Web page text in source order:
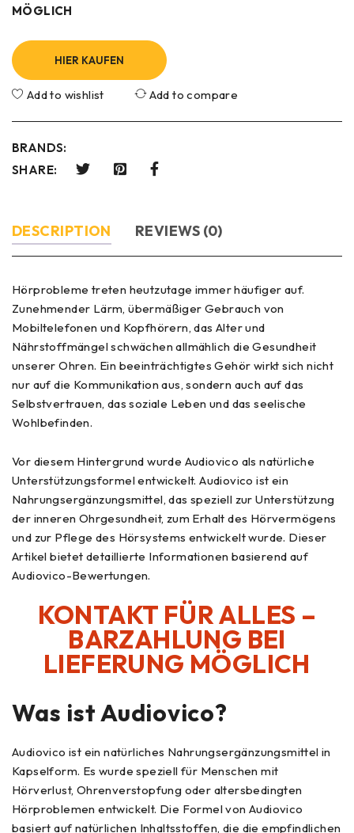
MÖGLICH
HIER KAUFEN
Add to wishlist Add to compare
BRANDS:
SHARE:
DESCRIPTION REVIEWS (0)
Hörprobleme treten heutzutage immer häufiger auf.
Zunehmender Lärm, übermäßiger Gebrauch von
Mobiltelefonen und Kopfhörern, das Alter und
Nährstoffmängel schwächen allmählich die Gesundheit
unserer Ohren. Ein beeinträchtigtes Gehör wirkt sich nicht
nur auf die Kommunikation aus, sondern auch auf das
Selbstvertrauen, das soziale Leben und das seelische
Wohlbefinden.
Vor diesem Hintergrund wurde Audiovico als natürliche
Unterstützungsformel entwickelt. Audiovico ist ein
Nahrungsergänzungsmittel, das speziell zur Unterstützung
der inneren Ohrgesundheit, zum Erhalt des Hörvermögens
und zur Pflege des Hörsystems entwickelt wurde. Dieser
Artikel bietet detaillierte Informationen basierend auf
Audiovico-Bewertungen.
KONTAKT FÜR ALLES –
BARZAHLUNG BEI
LIEFERUNG MÖGLICH
Was istAudiovico?
Audiovico ist ein natürliches Nahrungsergänzungsmittel in
Kapselform. Es wurde speziell für Menschen mit
Hörverlust, Ohrenverstopfung oder altersbedingten
Hörproblemen entwickelt. Die Formel von Audiovico
basiert auf natürlichen Inhaltsstoffen, die die empfindlichen